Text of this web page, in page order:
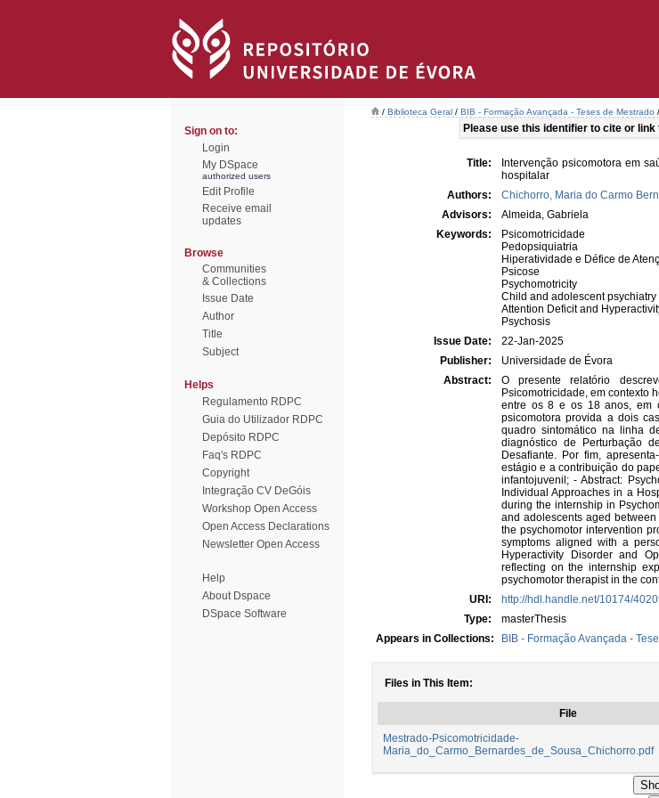
Sign on to:
Login
My DSpace
authorized users
Edit Profile
Receive email
updates
Browse
Communities
& Collections
Issue Date
Author
Title
Subject
Helps
Regulamento RDPC
Guia do Utilizador RDPC
Depósito RDPC
Faq's RDPC
Copyright
Integração CV DeGóis
Workshop Open Access
Open Access Declarations
Newsletter Open Access
Help
About Dspace
DSpace Software
/ Biblioteca Geral / BIB - Formação Avançada - Teses de Mestrado /
Please use this identifier to cite or link
Title:
Intervenção psicomotora em
hospitalar
Authors:
Chichorro, Maria do Carmo
Advisors:
Almeida, Gabriela
Keywords:
Psicomotricidade
Pedopsiquiatria
Hiperatividade e Défice de
Psicose
Psychomotricity
Child and adolescent psychiatry
Attention Deficit and
Psychosis
Issue Date:
22-Jan-2025
Publisher:
Universidade de Évora
Abstract:
O presente relatório
Psicomotricidade, em contexto
entre os 8 e os 18 anos, em
psicomotora provida a dois
quadro sintomático na linha
diagnóstico de Perturbação
Desafiante. Por fim,
estágio e a contribuição do
infantojuvenil; - Abstract:
Individual Approaches in a
during the internship in
and adolescents aged
the psychomotor intervention
symptoms aligned with a
Hyperactivity Disorder and
reflecting on the internship
psychomotor therapist in the
URI:
http://hdl.handle.net/10174/
Type:
masterThesis
Appears in Collections:
BIB - Formação Avançada -
Files in This Item:
File
Mestrado-Psicomotricidade-
Maria_do_Carmo_Bernardes_de_Sousa_Chichorro.pdf